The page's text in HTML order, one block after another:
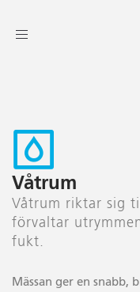
Toggle
Våtrum
Våtrum riktar sig
förvaltar
fukt.
Mässan ger en snabb,